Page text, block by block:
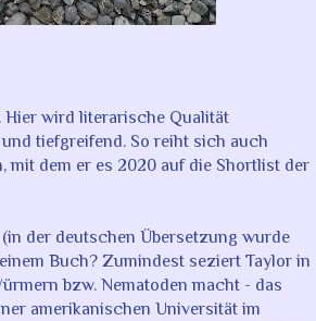
Hier wird literarische Qualität
tiefgreifend. So reiht sich auch
mit dem er es 2020 auf die Shortlist der
der deutschen Übersetzung wurde
Buch? Zumindest seziert Taylor in
bzw. Nematoden macht - das
amerikanischen Universität im